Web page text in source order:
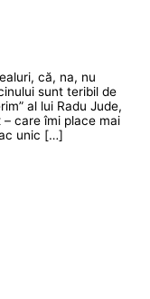
că, na, nu
sunt teribil de
al lui Radu Jude,
care îmi place mai
unic […]